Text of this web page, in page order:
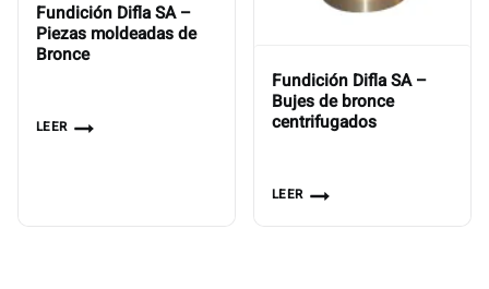
Fundición Difla SA –
Piezas moldeadas de
Bronce
LEER
Fundición Difla SA –
Bujes de bronce
centrifugados
LEER